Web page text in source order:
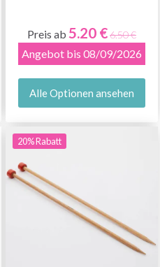
Preis ab 5.20 €6.50 €
Angebot bis 08/09/2026
Alle Optionen ansehen
20% Rabatt